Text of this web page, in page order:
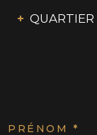
QUARTIER
PRÉNOM *